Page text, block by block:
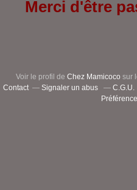
Merci d'être
Voir le profil de Chez Mamicoco sur
Contact
Signaler un abus C.G.U.